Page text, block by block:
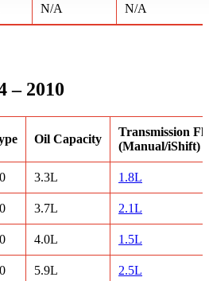
N/A N/A
– 2010
Oil Capacity
Transmission
(Manual/iShift)
3.3L 1.8L
3.7L 2.1L
4.0L 1.5L
5.9L 2.5L